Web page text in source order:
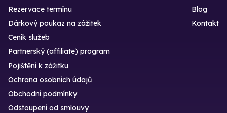
Rezervace termínu
Dárkový poukaz na zážitek
Blog
Kontakt
Ceník služeb
Partnerský (affiliate) program
Pojištění k zážitku
Ochrana osobních údajů
Obchodní podmínky
Odstoupení od smlouvy